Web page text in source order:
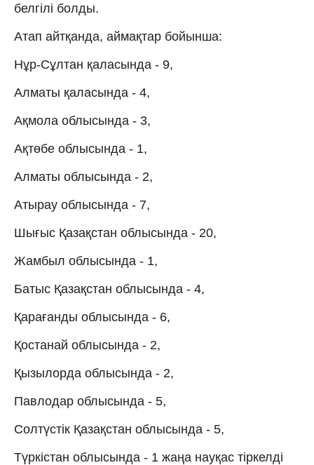
белгілі болды.
Атап айтқанда, аймақтар бойынша:
Нұр-Сұлтан қаласында - 9,
Алматы қаласында - 4,
Ақмола облысында - 3,
Ақтөбе облысында - 1,
Алматы облысында - 2,
Атырау облысында - 7,
Шығыс Қазақстан облысында - 20,
Жамбыл облысында - 1,
Батыс Қазақстан облысында - 4,
Қарағанды облысында - 6,
Қостанай облысында - 2,
Қызылорда облысында - 2,
Павлодар облысында - 5,
Солтүстік Қазақстан облысында - 5,
Түркістан облысында - 1 жаңа науқас тіркелді